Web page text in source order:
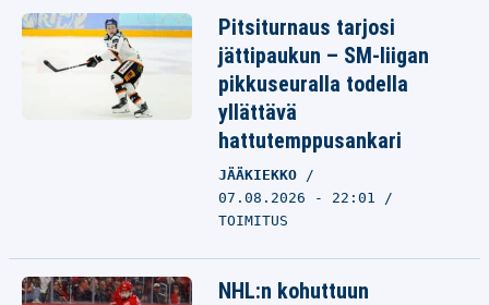
Pitsiturnaus tarjosi
jättipaukun – SM-liigan
pikkuseuralla todella
yllättävä
hattutemppusankari
JÄÄKIEKKO
07.08.2026 - 22:01
TOIMITUS
NHL:n kohuttuun